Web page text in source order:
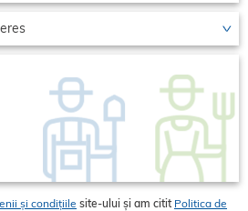
și condițiile site-ului și am citit Politica de